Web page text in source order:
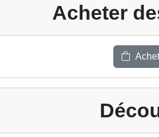
Acheter